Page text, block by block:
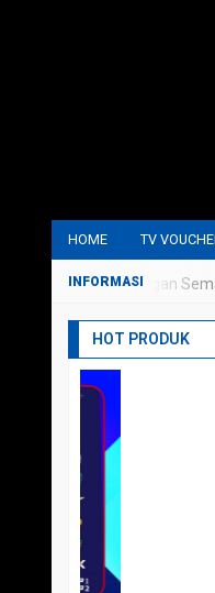
HOME TV
Bandungan
HOT PRODUK